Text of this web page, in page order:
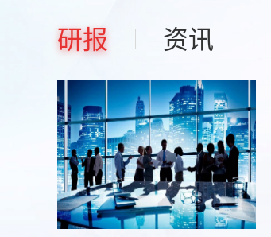
研报 资讯